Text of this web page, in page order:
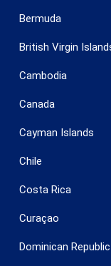
Bermuda
British Virgin
Cambodia
Canada
Cayman Islands
Chile
Costa Rica
Curaçao
Dominican Republic